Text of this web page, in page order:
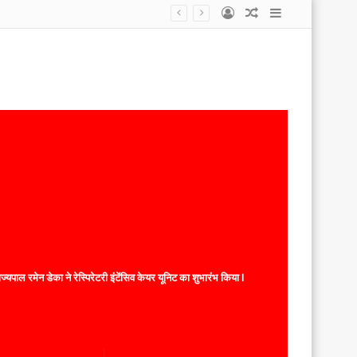
Sidebar
Random
Log
रमेन डेका ने रेस्पिरेटरी इंटेंसिव केयर यूनिट का शुभारंभ किया l